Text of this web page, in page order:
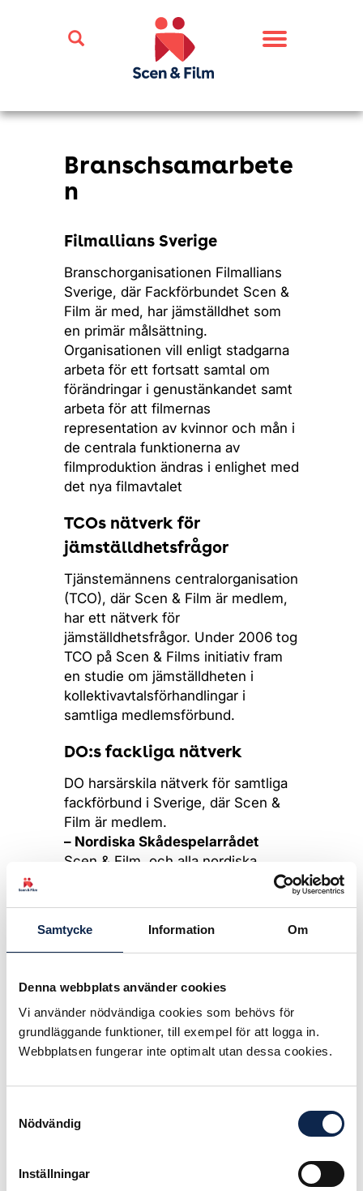
Samtycke Information Om
Denna webbplats använder cookies
Vi använder nödvändiga cookies som behövs för
grundläggande funktioner, till exempel för att logga in.
Webbplatsen fungerar inte optimalt utan dessa cookies.
Nödvändig
Inställningar
Toggle
Branschsamarbete
n
Filmallians Sverige
Branschorganisationen Filmallians
Sverige, där Fackförbundet Scen &
Film är med, har jämställdhet som
en primär målsättning.
Organisationen vill enligt stadgarna
arbeta för ett fortsatt samtal om
förändringar i genustänkandet samt
arbeta för att filmernas
representation av kvinnor och mån i
de centrala funktionerna av
filmproduktion ändras i enlighet med
det nya filmavtalet
TCOs nätverk för
jämställdhetsfrågor
Tjänstemännens centralorganisation
(TCO), där Scen & Film är medlem,
har ett nätverk för
jämställdhetsfrågor. Under 2006 tog
TCO på Scen & Films initiativ fram
en studie om jämställdheten i
kollektivavtalsförhandlingar i
samtliga medlemsförbund.
DO:s fackliga nätverk
DO harsärskila nätverk för samtliga
fackförbund i Sverige, där Scen &
Film är medlem.
– Nordiska Skådespelarrådet
Scen & Film, och alla nordiska
skådespelar- och dansförbund, är
jämställdhet.
Den europeiska
skådespelarfederationen, där Scen
& Film är medlem, arbetar med
har under år 2007 fått EU-medel för
europeiska länderna gör vad gäller
konferensen ”Gender Agenda”,